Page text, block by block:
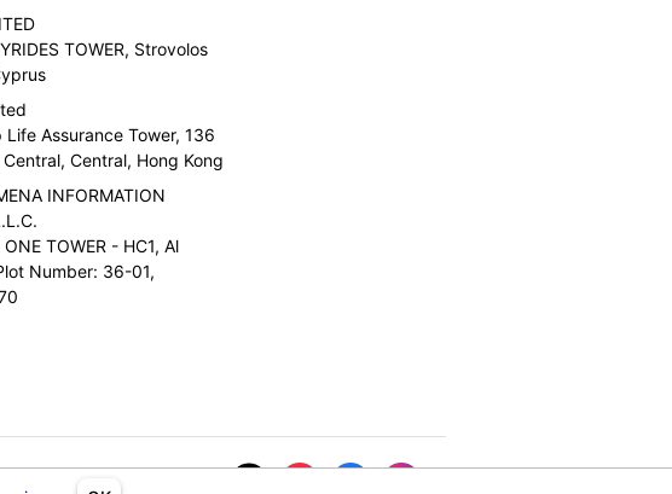
TOWER, Strovolos
Life Assurance Tower, 136
Central, Hong Kong
INFORMATION
TOWER - HC1, Al
Number: 36-01,